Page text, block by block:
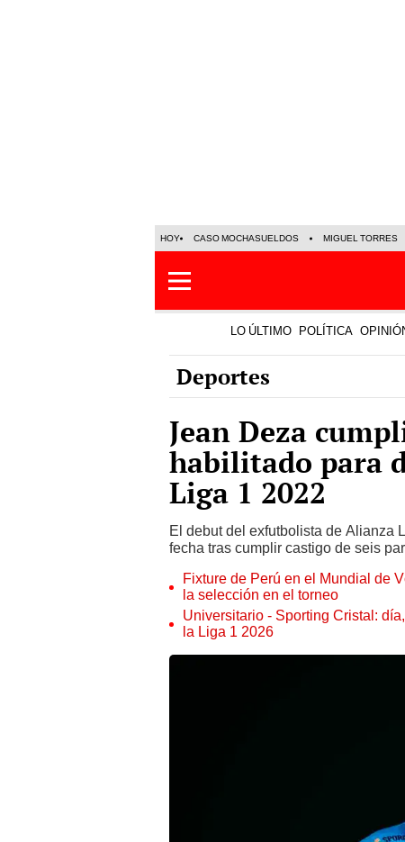
HOY CASO MOCHASUELDOS MIGUEL TORRES
LO ÚLTIMO POLÍTICA
Deportes
Jean Deza
habilitado para
Liga 1 2022
El debut del exfutbolista de Alianza
fecha tras cumplir castigo de seis
Fixture de Perú en el Mundial de
la selección en el torneo
Universitario - Sporting Cristal:
la Liga 1 2026